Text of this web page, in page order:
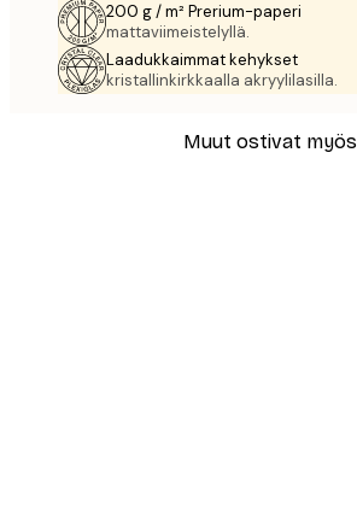
200 g / m² Prerium-paperi
mattaviimeistelyllä.
Laadukkaimmat kehykset
kristallinkirkkaalla akryylilasilla.
Muut ostivat myös